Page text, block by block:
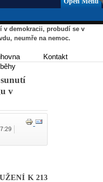
v demokracii, probudí se v
neumře na nemoc.
Kontakt
v
K 213